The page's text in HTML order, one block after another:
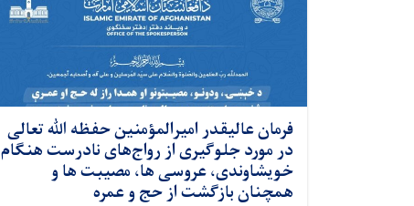
فرمان عالیقدر امیرالمؤمنین حفظه ﷲ تعالی
در مورد جلوگیری از رواج‌های نادرست هنگام
خویشاوندی، عروسی ها، مصیبت ها و
همچنان بازگشت از حج و عمره